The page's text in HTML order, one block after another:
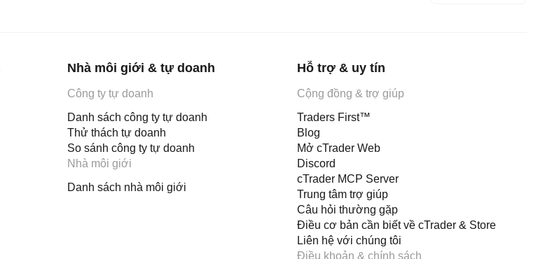
Nhà môi giới & tự doanh
Công ty tự doanh
Danh sách công ty tự doanh
Thử thách tự doanh
So sánh công ty tự doanh
Nhà môi giới
Danh sách nhà môi giới
Hỗ trợ & uy tín
Cộng đồng & trợ giúp
Traders First™
Blog
Mở cTrader Web
Discord
cTrader MCP Server
Trung tâm trợ giúp
Câu hỏi thường gặp
Điều cơ bản cần biết về cTrader & Store
Liên hệ với chúng tôi
Điều khoản & chính sách